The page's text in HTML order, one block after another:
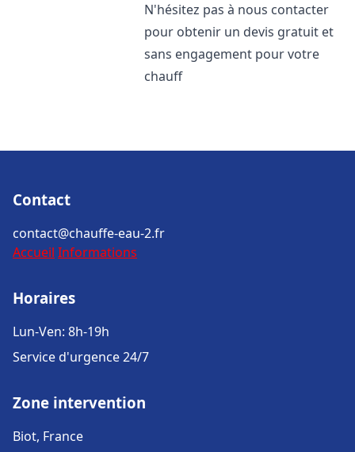
N'hésitez pas à nous contacter
pour obtenir un devis gratuit et
sans engagement pour votre
chauff
Contact
contact@chauffe-eau-2.fr
Accueil Informations
Horaires
Lun-Ven: 8h-19h
Service d'urgence 24/7
Zone intervention
Biot, France